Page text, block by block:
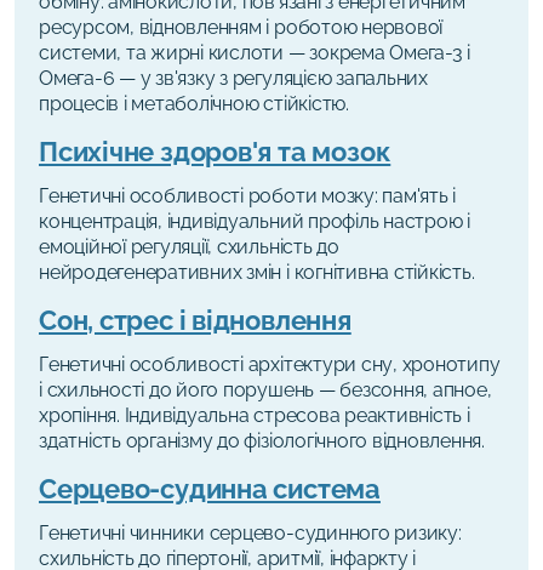
ресурсом, відновленням і роботою нервової
системи, та жирні кислоти — зокрема Омега-3 і
Омега-6 — у зв'язку з регуляцією запальних
процесів і метаболічною стійкістю.
Психічне здоров'я та мозок
Генетичні особливості роботи мозку: пам'ять і
концентрація, індивідуальний профіль настрою і
емоційної регуляції, схильність до
нейродегенеративних змін і когнітивна стійкість.
Сон, стрес і відновлення
Генетичні особливості архітектури сну, хронотипу
і схильності до його порушень — безсоння, апное,
хропіння. Індивідуальна стресова реактивність і
здатність організму до фізіологічного відновлення.
Серцево-судинна система
Генетичні чинники серцево-судинного ризику:
схильність до гіпертонії, аритмії, інфаркту і